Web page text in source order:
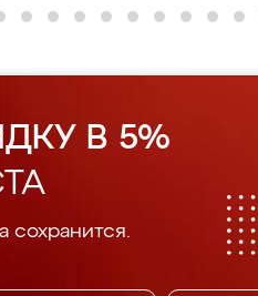
В 5%
сохранится.